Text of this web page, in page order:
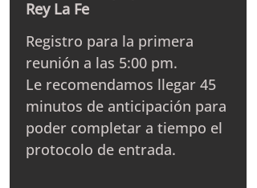
Rey La Fe
Registro para la primera
reunión a las 5:00 pm.
Le recomendamos llegar 45
minutos de anticipación para
poder completar a tiempo el
protocolo de entrada.